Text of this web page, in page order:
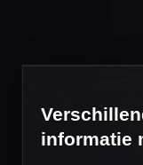
informatie